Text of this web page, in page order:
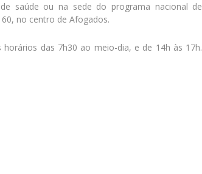
saúde ou na sede do programa nacional de
no centro de Afogados.
das 7h30 ao meio-dia, e de 14h às 17h.